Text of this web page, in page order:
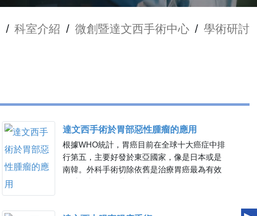
/ 科室介紹 / 微創暨達文西手術中心 / 學術研討
達文西手術於胃部惡性腫瘤的應用
根據WHO統計，胃癌目前在全球十大癌症中排
行第五，主要好發於東亞國家，像是日本或是
南韓。外科手術切除依舊是治療胃癌最為有效